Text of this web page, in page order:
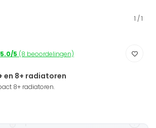
1 / 1
5.0/5 (8 beoordelingen)
en 8+ radiatoren
8+ radiatoren.